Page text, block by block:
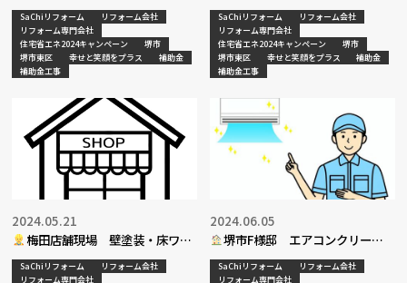
SaChiリフォーム
リフォーム会社
リフォーム専門会社
住宅省エネ2024キャンペーン
堺市
堺市東区
幸せと笑顔をプラス
補助金
補助金工事
SaChiリフォーム
リフォーム会社
リフォーム専門会社
住宅省エネ2024キャンペーン
堺市
堺市東区
幸せと笑顔をプラス
補助金
補助金工事
梅田店舗現場 壁塗装・床ワッ
クス工事決定
2024.05.21
SaChiリフォーム
リフォーム会社
リフォーム専門会社
堺市F様邸 エアコンクリーニ
ング工事決定
2024.06.05
SaChiリフォーム
リフォーム会社
リフォーム専門会社